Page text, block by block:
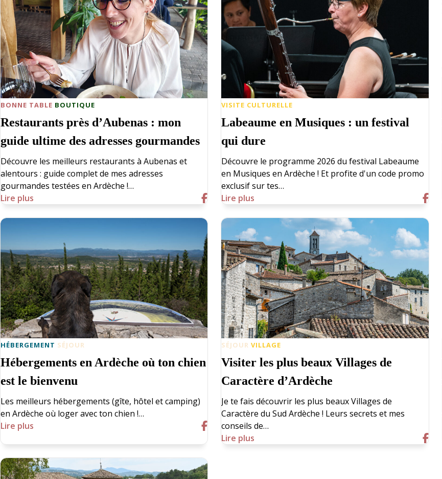
BONNE TABLE BOUTIQUE
Restaurants près d’Aubenas : mon
guide ultime des adresses gourmandes
Découvre les meilleurs restaurants à Aubenas et
alentours : guide complet de mes adresses
gourmandes testées en Ardèche !…
Lire plus
VISITE CULTURELLE
Labeaume en Musiques : un festival
qui dure
Découvre le programme 2026 du festival Labeaume
en Musiques en Ardèche ! Et profite d'un code promo
exclusif sur tes…
Lire plus
HÉBERGEMENT SÉJOUR
Hébergements en Ardèche où ton chien
est le bienvenu
Les meilleurs hébergements (gîte, hôtel et camping)
en Ardèche où loger avec ton chien !…
Lire plus
SÉJOUR VILLAGE
Visiter les plus beaux Villages de
Caractère d’Ardèche
Je te fais découvrir les plus beaux Villages de
Caractère du Sud Ardèche ! Leurs secrets et mes
conseils de…
Lire plus